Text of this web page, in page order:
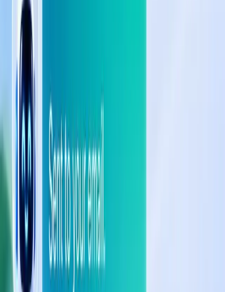
Blogs
FANPAGE CỦA BẠN: TRƯỚC VÀ SAU KHI CÓ
TAGGO AI
Xem ngay